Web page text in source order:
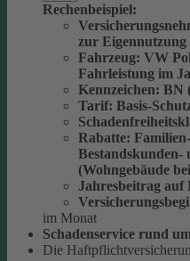
Rechenbeispiel:
zur Eigennutzung
Fahrzeug: VW
Fahrleistung im
Kennzeichen: BN
Tarif: Basis-
Rabatte:
Bestandskunden-
(Wohngebäude
Jahresbeitrag auf
im Monat
Schadenservice rund
Die